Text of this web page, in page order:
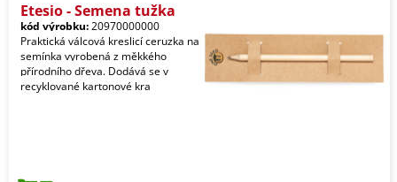
Etesio - Semena tužka
kód výrobku:20970000000
Praktická válcová kreslicí ceruzka na
semínka vyrobená z měkkého
přírodního dřeva. Dodává se v
recyklované kartonové kra